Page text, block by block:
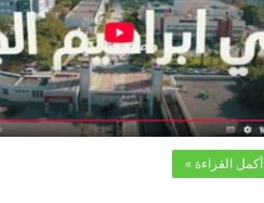
أكمل القراءة »